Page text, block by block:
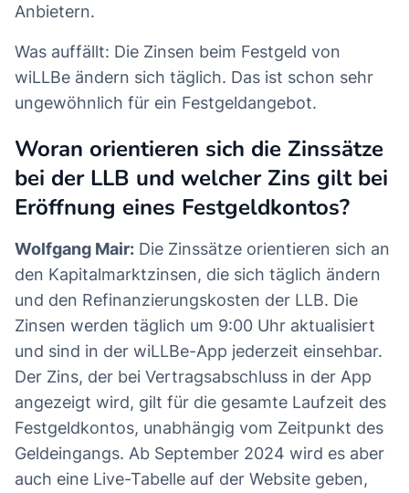
Anbietern.
Was auffällt: Die Zinsen beim Festgeld von
wiLLBe ändern sich täglich. Das ist schon sehr
ungewöhnlich für ein Festgeldangebot.
Woran orientieren sich die Zinssätze
bei der LLB und welcher Zins gilt bei
Eröffnung eines Festgeldkontos?
Wolfgang Mair: Die Zinssätze orientieren sich an
den Kapitalmarktzinsen, die sich täglich ändern
und den Refinanzierungskosten der LLB. Die
Zinsen werden täglich um 9:00 Uhr aktualisiert
und sind in der wiLLBe-App jederzeit einsehbar.
Der Zins, der bei Vertragsabschluss in der App
angezeigt wird, gilt für die gesamte Laufzeit des
Festgeldkontos, unabhängig vom Zeitpunkt des
Geldeingangs. Ab September 2024 wird es aber
auch eine Live-Tabelle auf der Website geben,